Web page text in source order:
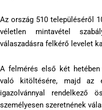
Az ország 510 településéről
véletlen mintavétel
válaszadásra felkérő levelet
A felmérés első két
való kitöltésére, majd az
igazolvánnyal rendelkező
személyesen szeretnének